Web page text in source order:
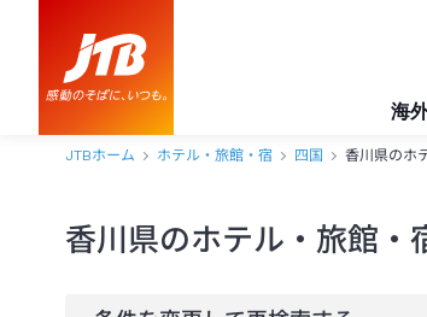
海
JTBホーム ホテル・旅館・宿 四国 香川県のホ
香川県のホテル・旅館・